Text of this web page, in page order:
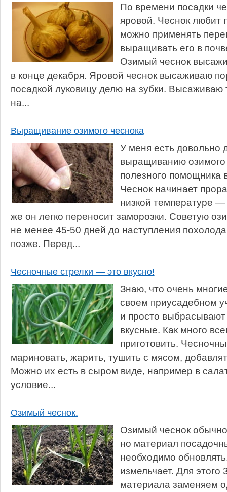
По времени посадки
яровой. Чеснок любит
можно применять
выращивать его в
Озимый чеснок
в конце декабря. Яровой чеснок высаживаю
посадкой луковицу делю на зубки. Высаживаю
на...
Выращивание озимого чеснока
У меня есть довольно
выращиванию озимого
полезного помощника
Чеснок начинает
низкой температуре —
же он легко переносит заморозки. Советую
не менее 45-50 дней до наступления
позже. Перед...
Чесночные стрелки — это вкусно!
Знаю, что очень
своем приусадебном
и просто
вкусные. Как много
приготовить.
мариновать, жарить, тушить с мясом,
Можно их есть в сыром виде, например в
условие...
Озимый чеснок.
Озимый чеснок
но материал
необходимо
измельчает. Для этого
материала заменяем